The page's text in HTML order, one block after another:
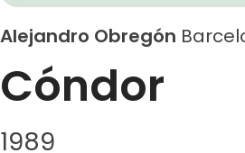
Alejandro Obregón
Cóndor
1989